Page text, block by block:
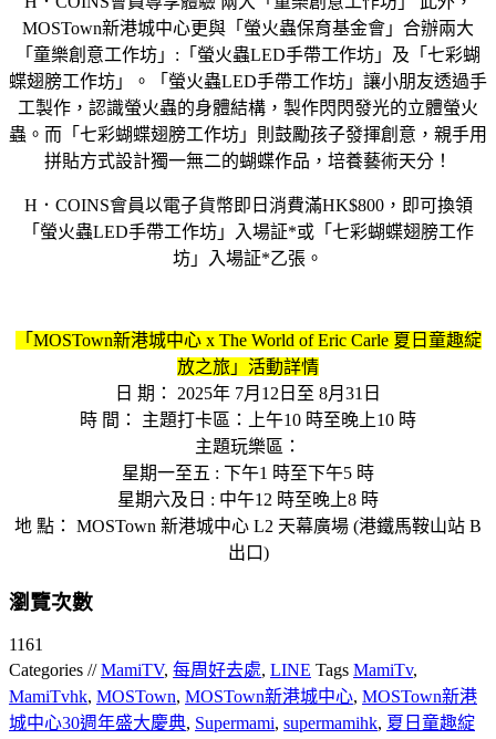
MOSTown新港城中心更與「螢火蟲保育基金會」合辦兩大
「童樂創意工作坊」:「螢火蟲LED手帶工作坊」及「七彩蝴
蝶翅膀工作坊」。「螢火蟲LED手帶工作坊」讓小朋友透過手
工製作，認識螢火蟲的身體結構，製作閃閃發光的立體螢火
蟲。而「七彩蝴蝶翅膀工作坊」則鼓勵孩子發揮創意，親手用
拼貼方式設計獨一無二的蝴蝶作品，培養藝術天分！
H．COINS會員以電子貨幣即日消費滿HK$800，即可換領
「螢火蟲LED手帶工作坊」入場証*或「七彩蝴蝶翅膀工作
坊」入場証*乙張。
「MOSTown新港城中心 x The World of Eric Carle 夏日童趣綻
放之旅」活動詳情
日 期： 2025年 7月12日至 8月31日
時 間： 主題打卡區：上午10 時至晚上10 時
主題玩樂區：
星期一至五 : 下午1 時至下午5 時
星期六及日 : 中午12 時至晚上8 時
地 點： MOSTown 新港城中心 L2 天幕廣場 (港鐵馬鞍山站 B
出口)
瀏覽次數
1161
Categories //MamiTV, 每周好去處, LINE Tags MamiTv,
MamiTvhk, MOSTown, MOSTown新港城中心, MOSTown新港
城中心30週年盛大慶典, Supermami, supermamihk, 夏日童趣綻